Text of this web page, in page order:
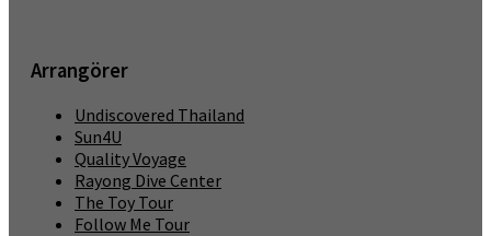
Arrangörer
Undiscovered Thailand
Sun4U
Quality Voyage
Rayong Dive Center
The Toy Tour
Follow Me Tour